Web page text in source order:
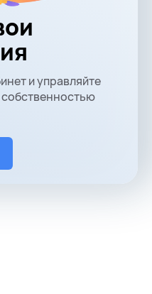
и управляйте